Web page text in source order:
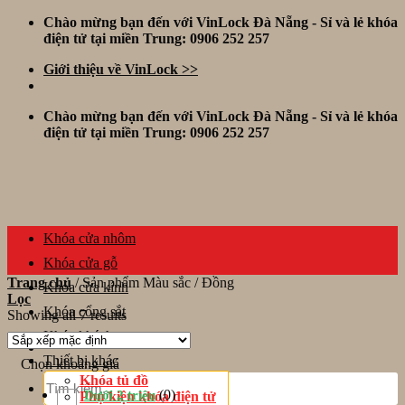
Skip
Chào mừng bạn đến với VinLock Đà Nẵng - Sỉ và lẻ khóa
điện tử tại miền Trung: 0906 252 257
Giới thiệu về VinLock >>
Chào mừng bạn đến với VinLock Đà Nẵng - Sỉ và lẻ khóa
điện tử tại miền Trung: 0906 252 257
Tìm
kiếm:
Khóa cửa nhôm
Khóa cửa gỗ
Khóa cửa kính
Khóa cổng sắt
Khóa khách sạn
Thiết bị khác
Khóa tủ đồ
Phụ kiện khóa điện tử
Trang chủ /Sản phẩm Màu sắc /Đồng
Lọc
Showing all 7 results
Chọn khoảng giá
Dưới 2 triệu (0)